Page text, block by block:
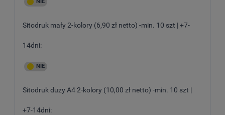
Sitodruk mały 2-kolory (6,90 zł netto) -min. 10 szt | +7-
14dni:
Sitodruk duży A4 2-kolory (10,00 zł netto) -min. 10 szt |
+7-14dni: